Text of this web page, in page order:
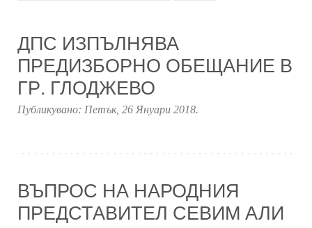
ДПС ИЗПЪЛНЯВА
ПРЕДИЗБОРНО ОБЕЩАНИЕ В
ГР. ГЛОДЖЕВО
Публикувано: Петък, 26 Януари 2018.
ВЪПРОС НА НАРОДНИЯ
ПРЕДСТАВИТЕЛ СЕВИМ АЛИ